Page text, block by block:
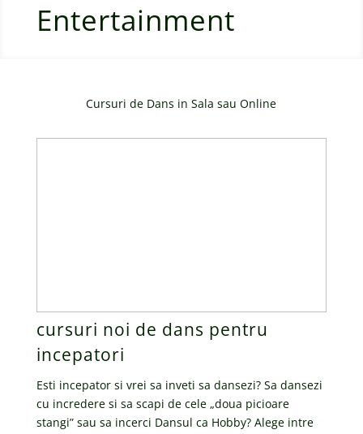
Entertainment
Cursuri de Dans in Sala sau Online
cursuri noi de dans pentru
incepatori
Esti incepator si vrei sa inveti sa dansezi? Sa dansezi
cu incredere si sa scapi de cele „doua picioare
stangi” sau sa incerci Dansul ca Hobby? Alege intre